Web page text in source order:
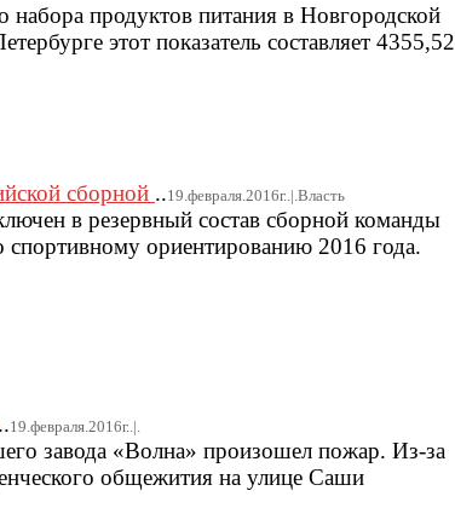
продуктов питания в Новгородской
этот показатель составляет 4355,52
сборной ..19.февраля.2016г..|.Власть
в резервный состав сборной команды
ориентированию 2016 года.
19.февраля.2016г..|.
завода «Волна» произошел пожар. Из-за
общежития на улице Саши